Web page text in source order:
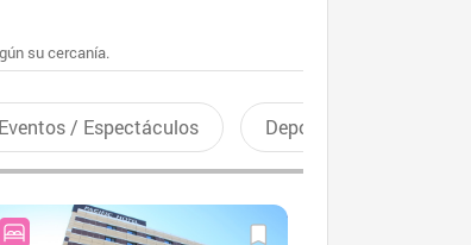
su cercanía.
/ Espectáculos Deportes recreativos